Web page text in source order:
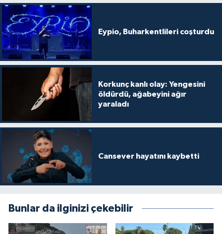
Eypio, Buharkentlileri coşturdu
Korkunç kanlı olay: Yengesini
öldürdü, ağabeyini ağır
yaraladı
Cansever hayatını kaybetti
Bunlar da ilginizi çekebilir